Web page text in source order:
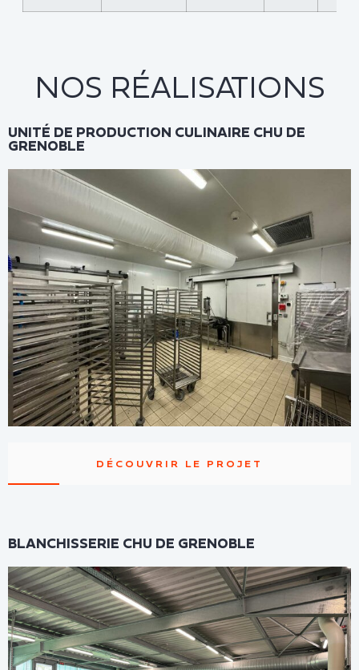
NOS RÉALISATIONS
UNITÉ DE PRODUCTION CULINAIRE CHU DE
GRENOBLE
DÉCOUVRIR LE PROJET
BLANCHISSERIE CHU DE GRENOBLE